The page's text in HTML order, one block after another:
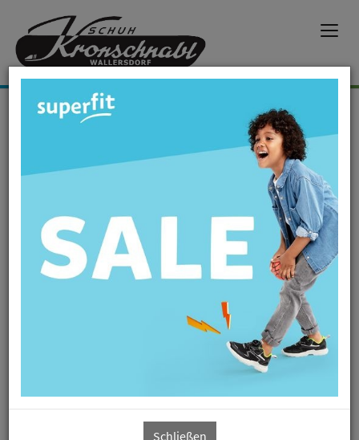
Öffnungszeiten
Hier erfahren Sie, wann wir für Sie da sind!
Zu den Öffnungszeiten
Amazon
Schließen